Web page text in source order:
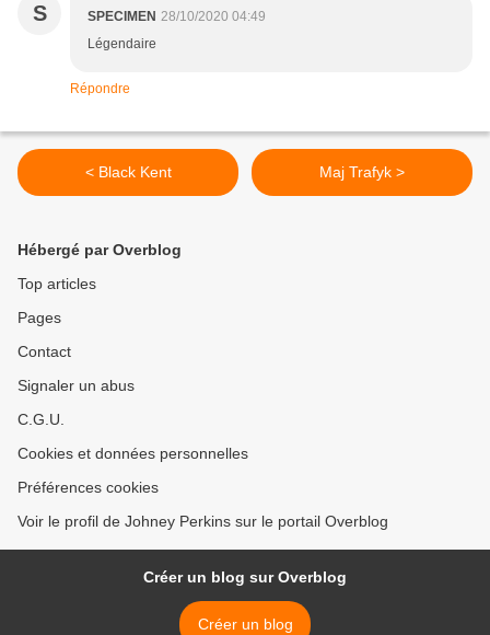
S SPECIMEN 28/10/2020 04:49
Légendaire
Répondre
< Black Kent Maj Trafyk >
Hébergé par Overblog
Top articles
Pages
Contact
Signaler un abus
C.G.U.
Cookies et données personnelles
Préférences cookies
Voir le profil de Johney Perkins sur le portail Overblog
Créer un blog sur Overblog
Créer un blog